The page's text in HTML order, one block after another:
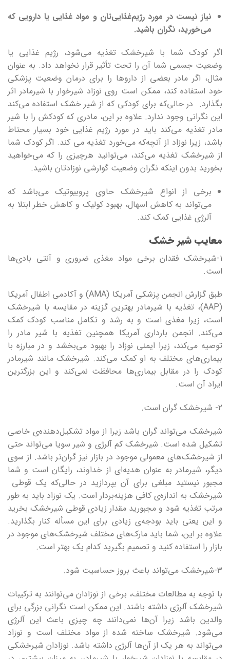
نیاز نیست در مورد رژیم‌غذایی‌تان و مواد غذایی یا دارویی که
می‌خورید، نگران باشید.
اگر کودک شما با شیرخشک تغذیه می‌شود، رژیم غذایی یا
وضعیت جسمی شما آن را تحت تأثیر قرار نخواهد داد. به عنوان
مثال، اگر مادر بعضی از داروها را برای درمان وضعیت پزشکی
خود استفاده کند، ممکن است روی نوزاد شیرخوار با شیرمادر اثر
بگذارد. در حالی‌که برای کودکی که از شیر خشک استفاده می‌کند
این نگرانی وجود ندارد. علاوه بر این، مادری که کودکش را با شیر
مادر تغذیه می‌کند باید در مورد رژیم غذایی خود بسیار محتاط
باشد، زیرا نوزاد از آنچه‌که می‌خورد تغذیه می کند. اگر کودک شما
از شیرخشک تغذیه می‌کند، می‌توانید هرچیزی را که می‌خواهید
بخورید بدون اینکه نگران وضعیت گوارشی نوزادتان باشید.
برخی از انواع شیرخشک حاوی پروبیوتیک می‌باشد که
می‌تواند به کاهش اسهال، بهبود کولیک و کاهش خطر ابتلا به
آلرژی غذایی کمک کند.
معایب شیر خشک
۱-شیرخشک فقدان برخی مواد مغذی ضروری و آنتی بادی‌ها
است.
طبق گزارش انجمن پزشکی آمریکا (AMA) و آکادمی اطفال آمریکا
(AAP)، تغذیه با شیرمادر بهترین گزینه در مقایسه با شیرخشک
است، زیرا مغذی است و به رشد و تکامل مناسب کودک کمک
می‌کند. انجمن بارداری آمریکا همچنین تغذیه با شیر مادر را
توصیه می‌کند، زیرا ایمنی نوزاد را بهبود می‌بخشد و در مبارزه با
بیماری‌های مختلف به او کمک می‌کند. شیرخشک مانند شیرمادر
کودک را در مقابل بیماری‌ها محافظت نمی‌کند و این بزرگترین
ایراد آن است.
۲- شیرخشک گران است.
شیرخشک می‌تواند گران باشد زیرا از مواد تشکیل‌دهنده‌ی خاصی
تشکیل شده است. شیرخشک کم آلرژی و شیر سویا می‌تواند حتی
از شیرخشک‌های معمولی موجود در بازار نیز گران‌تر باشد. از سوی
دیگر، شیرمادر به عنوان هدیه‌ای از خداوند، رایگان است و شما
مجبور نیستید مبلغی برای آن بپردازید در حالی‌که یک قوطی
شیرخشک به اندازه‌ی کافی هزینه‌بردار است. یک نوزاد باید به طور
مرتب تغذیه شود و مجبورید مقدار زیادی قوطی شیرخشک بخرید
و این یعنی باید بودجه‌ی زیادی برای این مسأله کنار بگذارید.
علاوه بر این، شما باید مارک‌های مختلف شیرخشک‌های موجود در
بازار را استفاده کنید و تصمیم بگیرید کدام یک بهتر است.
۳-شیرخشک می‌تواند باعث بروز حساسیت شود.
با توجه به مطالعات مختلف، برخی از نوزادان می‌توانند به ترکیبات
شیرخشک آلرژی داشته باشند. این ممکن است نگرانی بزرگی برای
والدین باشد زیرا آن‌ها نمی‌دانند چه چیزی باعث این آلرژی
می‌شود. شیرخشک ساخته شده از مواد مختلف است و نوزاد
می‌تواند به هر یک از آن‌ها آلرژی داشته باشد. نوزادان شیرخشکی